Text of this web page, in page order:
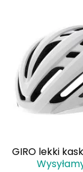
JOMA
Jetboil
GIRO lekki
systemem